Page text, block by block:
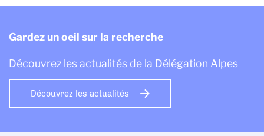
Gardez un oeil sur la recherche
Découvrez les actualités de la Délégation Alpes
Découvrez les actualités